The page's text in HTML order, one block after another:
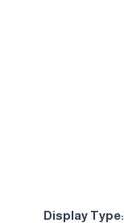
Display Type: